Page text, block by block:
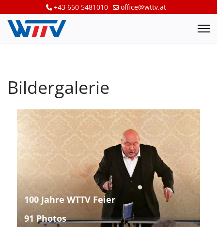
+43 650 5481010 office@wttv.at
Bildergalerie
100 Jahre WTTV Feier
91 Photos